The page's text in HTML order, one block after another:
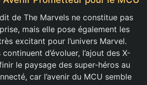
de The Marvels ne constitue pas
mais elle pose également les
excitant pour l’univers Marvel.
d’évoluer, l’ajout des X-
le paysage des super-héros au
car l’avenir du MCU semble